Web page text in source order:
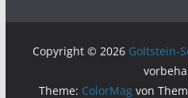
Copyright © 2026 Goltstein-
Theme: ColorMag von